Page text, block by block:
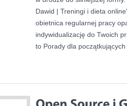
Dawid | Treningi i dieta
obietnica regularnej pracy
indywidualizację do Twoich
to Porady dla